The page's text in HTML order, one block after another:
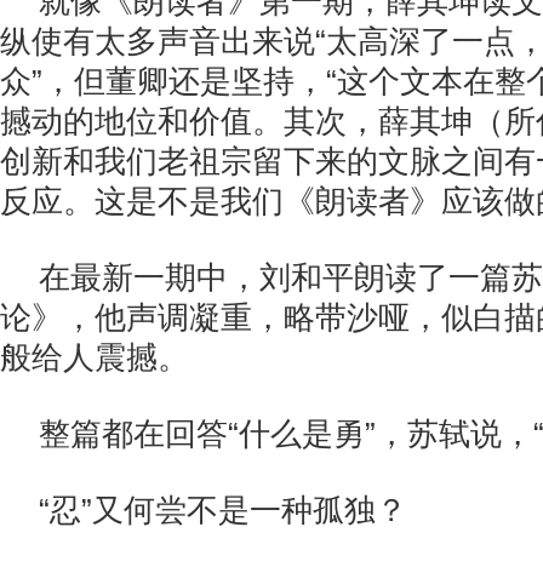
纵使有太多声音出来说“太高深了一点
众”，但董卿还是坚持，“这个文本在整
撼动的地位和价值。其次，薛其坤（
创新和我们老祖宗留下来的文脉之间
反应。这是不是我们《朗读者》应该
在最新一期中，刘和平朗读了一篇
论》，他声调凝重，略带沙哑，似白
般给人震撼。
整篇都在回答“什么是勇”，苏轼说，
“忍”又何尝不是一种孤独？